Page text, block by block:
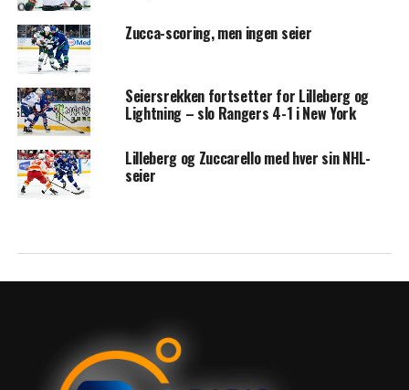
Zucca-scoring, men ingen seier
Seiersrekken fortsetter for Lilleberg og
Lightning – slo Rangers 4-1 i New York
Lilleberg og Zuccarello med hver sin NHL-
seier